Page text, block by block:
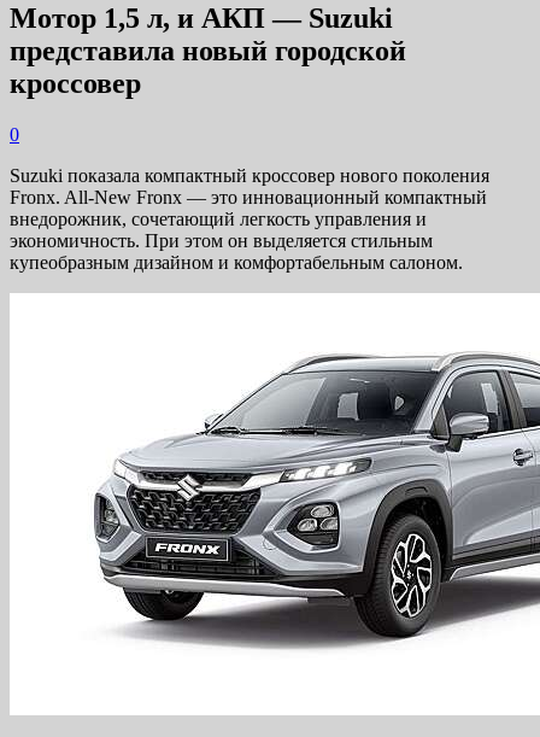
Мотор 1,5 л, и АКП — Suzuki
представила новый городской
кроссовер
0
Suzuki показала компактный кроссовер нового поколения
Fronx. All-New Fronx — это инновационный компактный
внедорожник, сочетающий легкость управления и
экономичность. При этом он выделяется стильным
купеобразным дизайном и комфортабельным салоном.